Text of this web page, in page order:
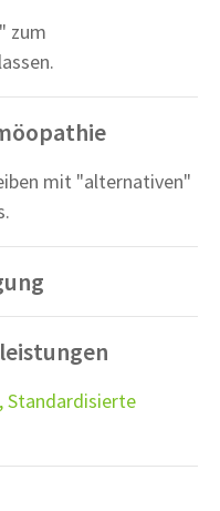
zum
mit "alternativen"
Standardisierte